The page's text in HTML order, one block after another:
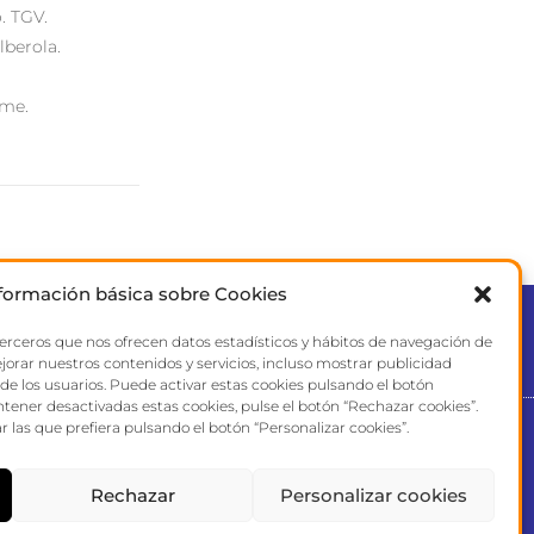
básica sobre Cookies
que nos ofrecen datos estadísticos y hábitos de navegación de
nuestros contenidos y servicios, incluso mostrar publicidad
los usuarios. Puede activar estas cookies pulsando el botón
desactivadas estas cookies, pulse el botón “Rechazar cookies”.
que prefiera pulsando el botón “Personalizar cookies”.
Rechazar Personalizar cookies
CONTACT